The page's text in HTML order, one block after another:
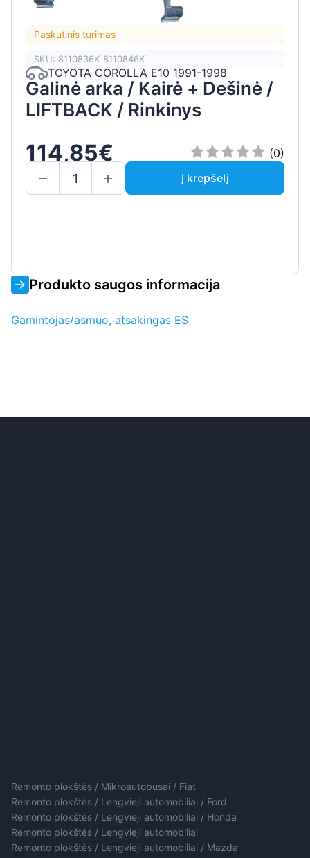
Paskutinis turimas
SKU: 8110836K 8110846K
TOYOTA COROLLA E10 1991-1998
Galinė arka / Kairė + Dešinė /
LIFTBACK / Rinkinys
114,85€
(0)
Į krepšelį
Produkto saugos informacija
Gamintojas/asmuo, atsakingas ES
Remonto plokštės / Mikroautobusai / Fiat
Remonto plokštės / Lengvieji automobiliai / Ford
Remonto plokštės / Lengvieji automobiliai / Honda
Remonto plokštės / Lengvieji automobiliai
Remonto plokštės / Lengvieji automobiliai / Mazda